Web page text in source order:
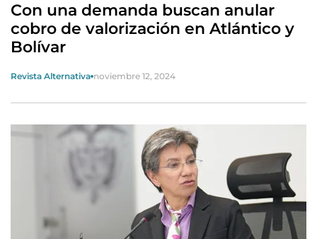
Con una demanda buscan anular
cobro de valorización en Atlántico y
Bolívar
Revista Alternativa noviembre 12, 2024